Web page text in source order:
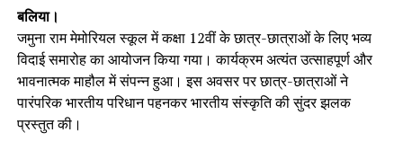
बलिया।
जमुना राम मेमोरियल स्कूल में कक्षा 12वीं के छात्र-छात्राओं के लिए भव्य
विदाई समारोह का आयोजन किया गया। कार्यक्रम अत्यंत उत्साहपूर्ण और
भावनात्मक माहौल में संपन्न हुआ। इस अवसर पर छात्र-छात्राओं ने
पारंपरिक भारतीय परिधान पहनकर भारतीय संस्कृति की सुंदर झलक
प्रस्तुत की।